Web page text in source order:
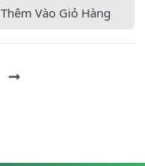
Thêm Vào Giỏ Hàng